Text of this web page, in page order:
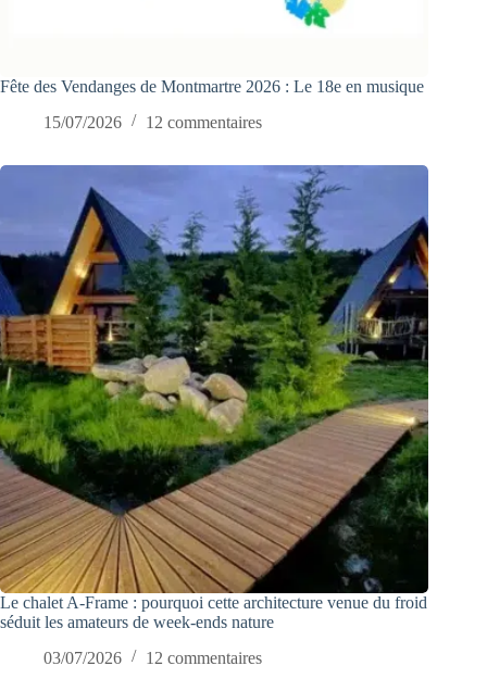
Fête des Vendanges de Montmartre 2026 : Le 18e en musique
15/07/2026
12 commentaires
Le chalet A-Frame : pourquoi cette architecture venue du froid
séduit les amateurs de week-ends nature
03/07/2026
12 commentaires